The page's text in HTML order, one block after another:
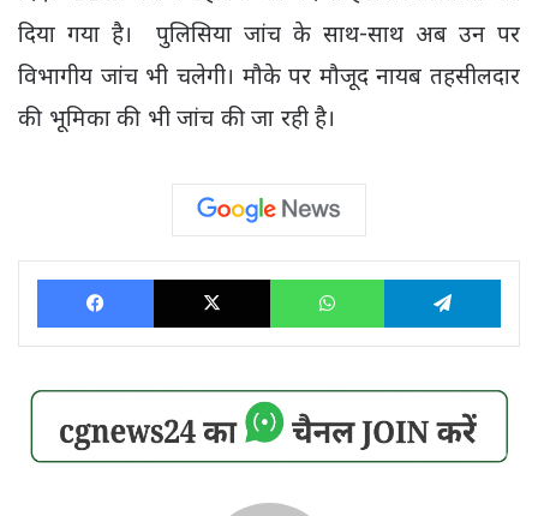
दिया गया है। पुलिसिया जांच के साथ-साथ अब उन पर
विभागीय जांच भी चलेगी। मौके पर मौजूद नायब तहसीलदार
की भूमिका की भी जांच की जा रही है।
Facebook X WhatsApp